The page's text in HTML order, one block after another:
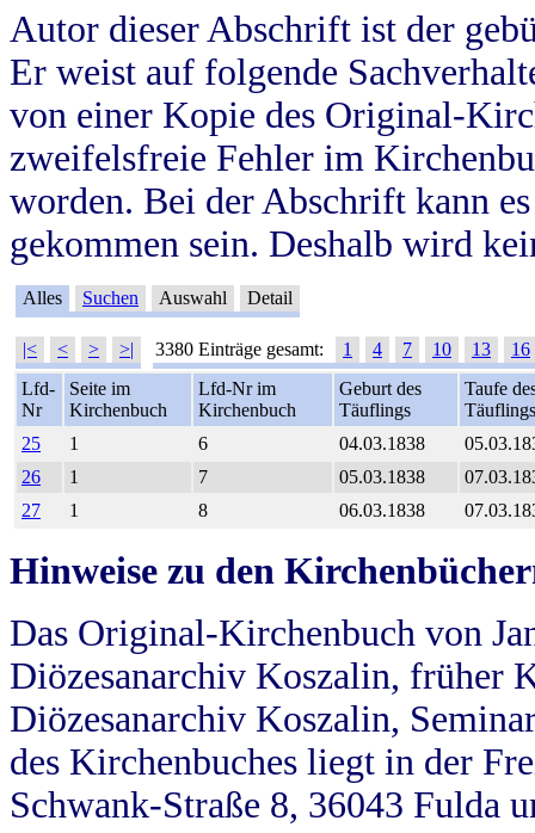
Autor dieser Abschrift ist der
Er weist auf folgende
von einer Kopie des Original-
zweifelsfreie Fehler im
worden. Bei der Abschrift kann
gekommen sein. Deshalb wird
Alles Suchen Auswahl Detail
|< < > >| 3380 Einträge gesamt: 1 4 7 10 13
16
Lfd-
Nr
Seite im
Kirchenbuch
Lfd-Nr im
Kirchenbuch
Geburt des
Täuflings
Taufe
Täuflings
25
1 6 04.03.1838
26
1 7 05.03.1838
27
1 8 06.03.1838
Hinweise zu den
Das Original-Kirchenbuch von
Diözesanarchiv Koszalin, früher
Diözesanarchiv Koszalin,
des Kirchenbuches liegt in der
Schwank-Straße 8, 36043 Fulda